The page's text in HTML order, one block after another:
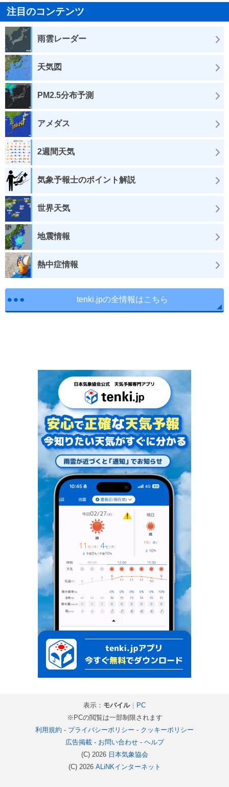
注目のコンテンツ
雨雲レーダー
天気図
PM2.5分布予測
アメダス
2週間天気
気象予報士のポイント解説
世界天気
地震情報
熱中症情報
tenki.jpの全情報はこちら
表示： モバイル｜ PC
※PCの閲覧は一部制限されます
利用規約 - プライバシーポリシー - クッキーポリシー
広告掲載- お問い合わせ- ヘルプ
(C) 2026 日本気象協会
(C) 2026 ALiNKインターネット